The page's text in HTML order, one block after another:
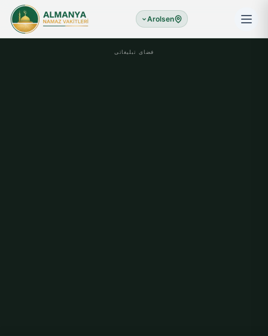
Arolsen
فضای تبلیغاتی